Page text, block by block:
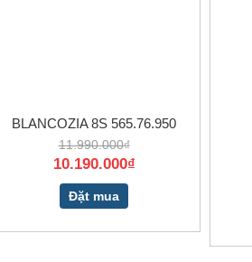
BLANCOZIA 8S 565.76.950
11.990.000₫
10.190.000₫
Đặt mua